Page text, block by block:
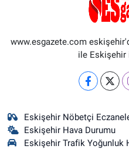
www.esgazete.com
ile Eskişehir
Eskişehir Nöbetçi
Eskişehir Hava Durumu
Eskişehir Trafik Yoğunluk